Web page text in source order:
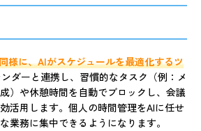
様に、AIがスケジュールを最適化するツ
ダーと連携し、習慣的なタスク（例：メ
）や休憩時間を自動でブロックし、会議
活用します。個人の時間管理をAIに任せ
業務に集中できるようになります。